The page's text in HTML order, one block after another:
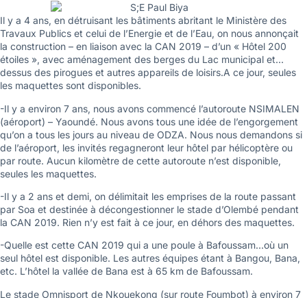
Il y a 4 ans, en détruisant les bâtiments abritant le Ministère des
Travaux Publics et celui de l’Energie et de l’Eau, on nous annonçait
la construction – en liaison avec la CAN 2019 – d’un « Hôtel 200
étoiles », avec aménagement des berges du Lac municipal et…
dessus des pirogues et autres appareils de loisirs.A ce jour, seules
les maquettes sont disponibles.
-Il y a environ 7 ans, nous avons commencé l’autoroute NSIMALEN
(aéroport) – Yaoundé. Nous avons tous une idée de l’engorgement
qu’on a tous les jours au niveau de ODZA. Nous nous demandons si
de l’aéroport, les invités regagneront leur hôtel par hélicoptère ou
par route. Aucun kilomètre de cette autoroute n’est disponible,
seules les maquettes.
-Il y a 2 ans et demi, on délimitait les emprises de la route passant
par Soa et destinée à décongestionner le stade d’Olembé pendant
la CAN 2019. Rien n’y est fait à ce jour, en déhors des maquettes.
-Quelle est cette CAN 2019 qui a une poule à Bafoussam…où un
seul hôtel est disponible. Les autres équipes étant à Bangou, Bana,
etc. L’hôtel la vallée de Bana est à 65 km de Bafoussam.
Le stade Omnisport de Nkouekong (sur route Foumbot) à environ 7